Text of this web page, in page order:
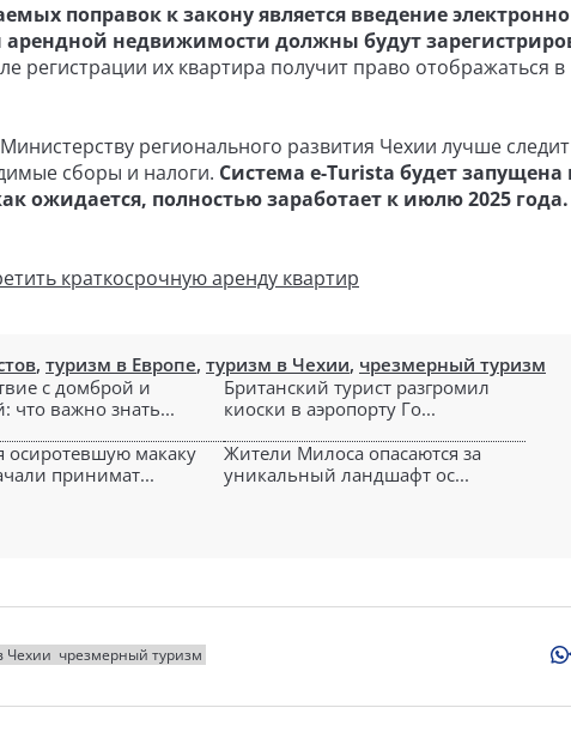
поправок к закону является введение
недвижимости должны будут
регистрации их квартира получит право отображаться в
регионального развития Чехии лучше
сборы и налоги. Система e-Turista будет запущена
ожидается, полностью заработает к июлю 2025 года.
краткосрочную аренду квартир
, туризм в Европе, туризм в Чехии, чрезмерный туризм
с домброй и
что важно знать...
Британский турист разгромил
киоски в аэропорту Го...
осиротевшую макаку
принимат...
Жители Милоса опасаются за
уникальный ландшафт ос...
Чехии чрезмерный туризм